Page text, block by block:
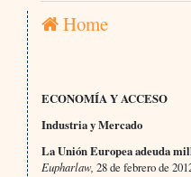
Home
ECONOMÍA Y ACCESO
Industria y Mercado
La Unión Europea adeuda
Eupharlaw, 28 de febrero de